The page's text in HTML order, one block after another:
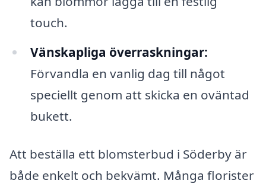
touch.
Vänskapliga överraskningar:
Förvandla en vanlig dag till något
speciellt genom att skicka en oväntad
bukett.
Att beställa ett blomsterbud i Söderby är
både enkelt och bekvämt. Många florister